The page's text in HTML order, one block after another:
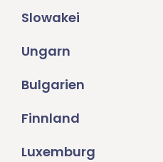
Slowakei
Ungarn
Bulgarien
Finnland
Luxemburg